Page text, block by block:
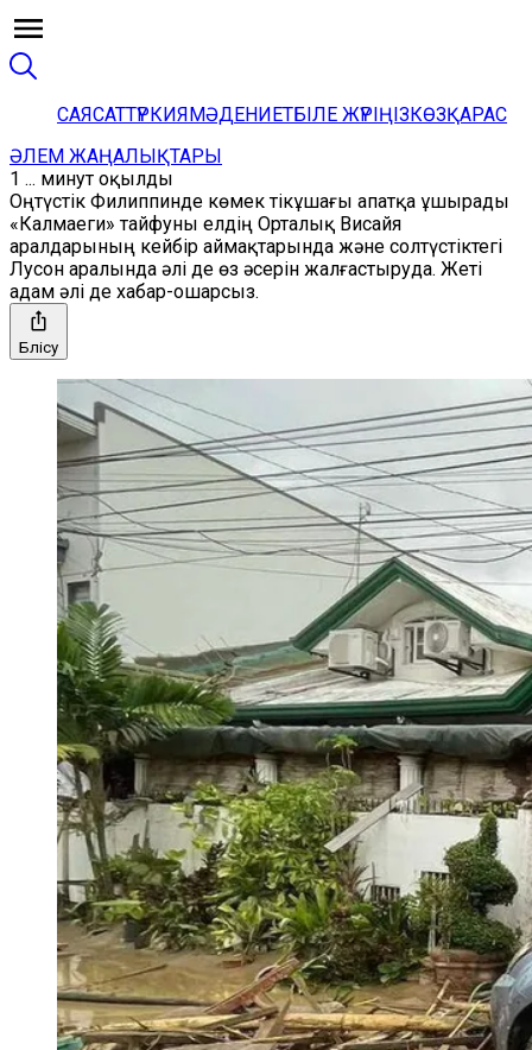
САЯСАТТҮРКИЯМӘДЕНИЕТБІЛЕ ЖҮРІҢІЗКӨЗҚАРАС
ӘЛЕМ ЖАҢАЛЫҚТАРЫ
1 ... минут оқылды
Оңтүстік Филиппинде көмек тікұшағы апатқа ұшырады
«Калмаеги» тайфуны елдің Орталық Висайя
аралдарының кейбір аймақтарында және солтүстіктегі
Лусон аралында әлі де өз әсерін жалғастыруда. Жеті
адам әлі де хабар-ошарсыз.
Бөлісу